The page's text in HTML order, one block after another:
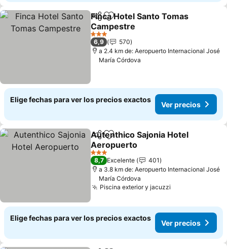
CompartirAgregar a favoritos
Finca Hotel Santo Tomas
Campestre
Ver precios
3 Estrellas
6,9
570
a 2.4 km de: Aeropuerto Internacional José
María Córdova
Elige fechas para ver los precios exactos
Ver precios
CompartirAgregar a favoritos
Autenthico Sajonia Hotel
Aeropuerto
Ver precios
3 Estrellas
8,7 Excelente
401
a 3.8 km de: Aeropuerto Internacional José
María Córdova
Piscina exterior y jacuzzi
Elige fechas para ver los precios exactos
Ver precios